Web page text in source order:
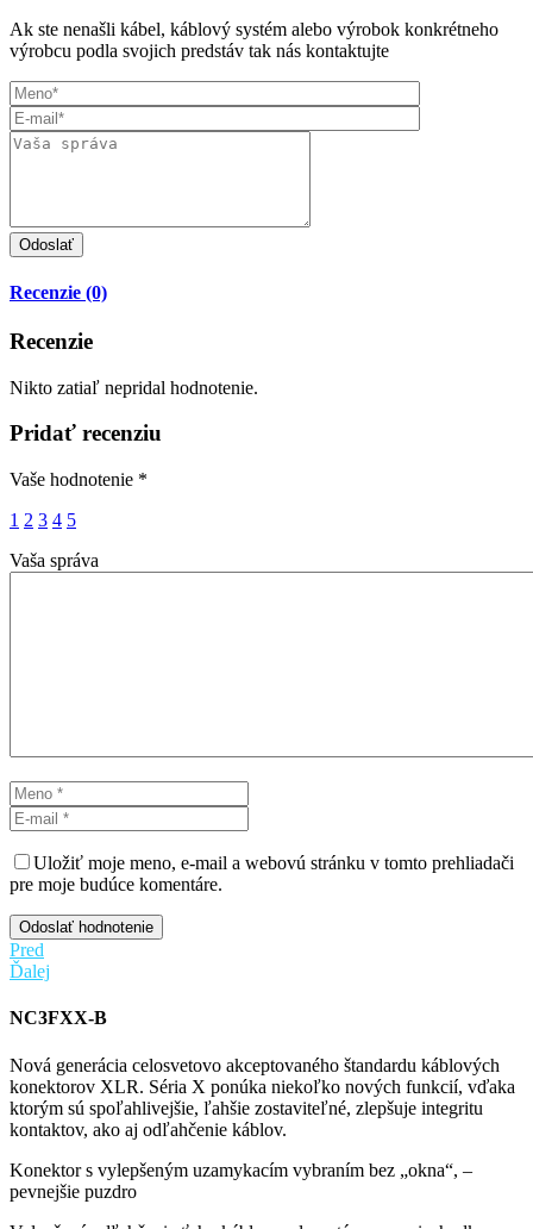
Ak ste nenašli kábel, káblový systém alebo výrobok konkrétneho
výrobcu podla svojich predstáv tak nás kontaktujte
Recenzie (0)
Recenzie
Nikto zatiaľ nepridal hodnotenie.
Pridať recenziu
Vaše hodnotenie *
1 2 3 4 5
Vaša správa
Uložiť moje meno, e-mail a webovú stránku v tomto prehliadači
pre moje budúce komentáre.
Odoslať hodnotenie
Pred
Ďalej
NC3FXX-B
Nová generácia celosvetovo akceptovaného štandardu káblových
konektorov XLR. Séria X ponúka niekoľko nových funkcií, vďaka
ktorým sú spoľahlivejšie, ľahšie zostaviteľné, zlepšuje integritu
kontaktov, ako aj odľahčenie káblov.
Konektor s vylepšeným uzamykacím vybraním bez „okna“, –
pevnejšie puzdro